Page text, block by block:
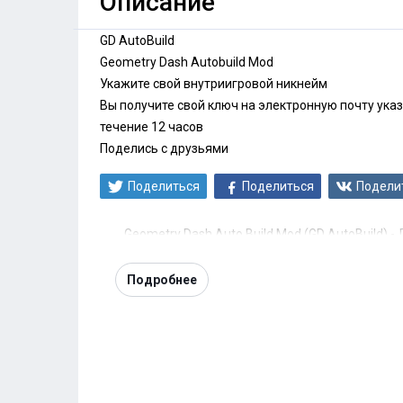
GD AutoBuild
Geometry Dash Autobuild Mod
Укажите свой внутриигровой никнейм
Вы получите свой ключ на электронную почту
течение 12 часов
Поделись с друзьями
Поделиться Поделиться
Geometry Dash Auto Build Mod (GD AutoBuild)
Подробнее